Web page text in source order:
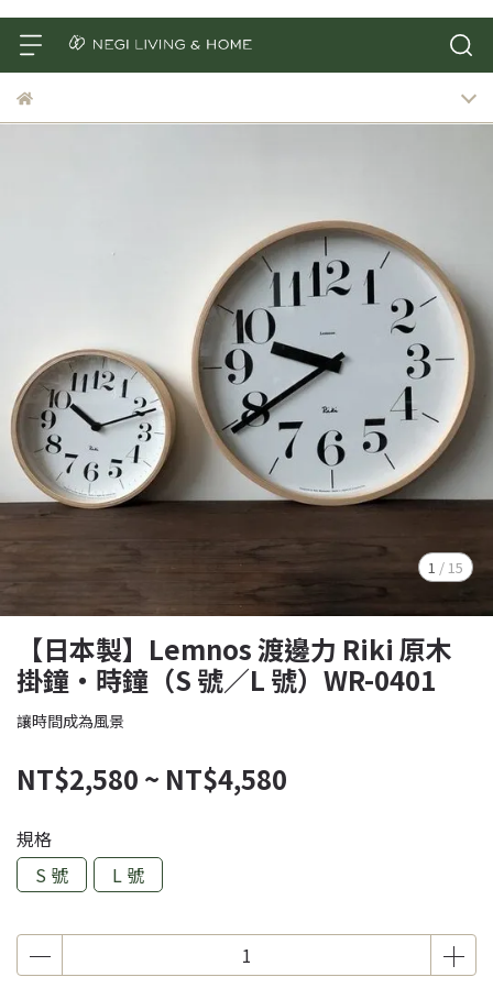
1 / 15
【日本製】Lemnos 渡邊力 Riki 原木
掛鐘・時鐘（S 號／L 號）WR-0401
讓時間成為風景
NT$2,580 ~ NT$4,580
規格
S 號
L 號